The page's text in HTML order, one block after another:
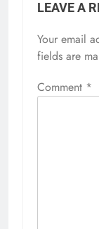
LEAVE A
Your email
fields are
Comment *